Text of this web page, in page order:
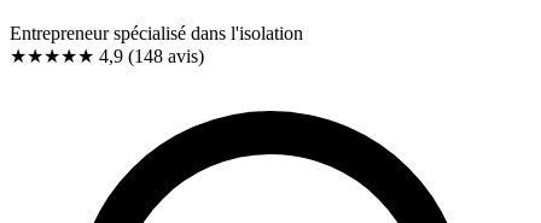
Entrepreneur spécialisé dans l'isolation
★★★★★ 4,9 (148 avis)